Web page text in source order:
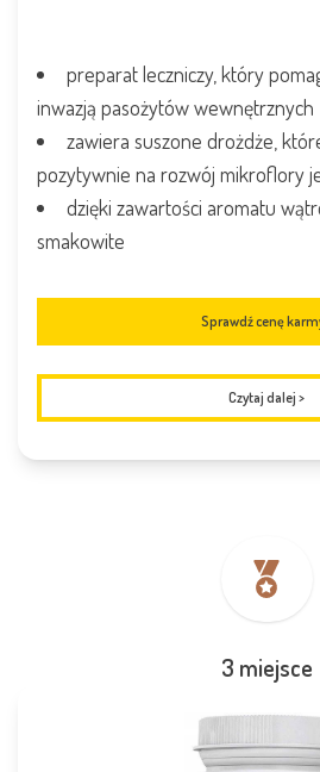
preparat leczniczy, który
inwazją pasożytów wewnętrznych
zawiera suszone drożdże,
pozytywnie na rozwój mikroflory
dzięki zawartości aromatu
smakowite
Sprawdź cenę
Czytaj dalej >
3 miejsce